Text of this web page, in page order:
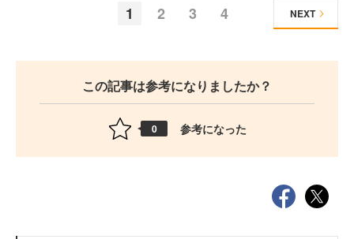
1 2 3 4 NEXT
この記事は参考になりましたか？
0 参考になった